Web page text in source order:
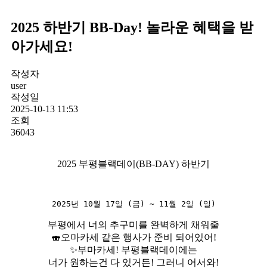
2025 하반기 BB-Day! 놀라운 혜택을 받
아가세요!
작성자
user
작성일
2025-10-13 11:53
조회
36043
2025 부평블랙데이(BB-DAY) 하반기
2025년 10월 17일 (금) ~ 11월 2일 (일)
부평에서 너의 추구미를 완벽하게 채워줄
🍣오마카세 같은 행사가 준비 되어있어!
✨부마카세! 부평블랙데이에는
너가 원하는건 다 있거든! 그러니 어서와!